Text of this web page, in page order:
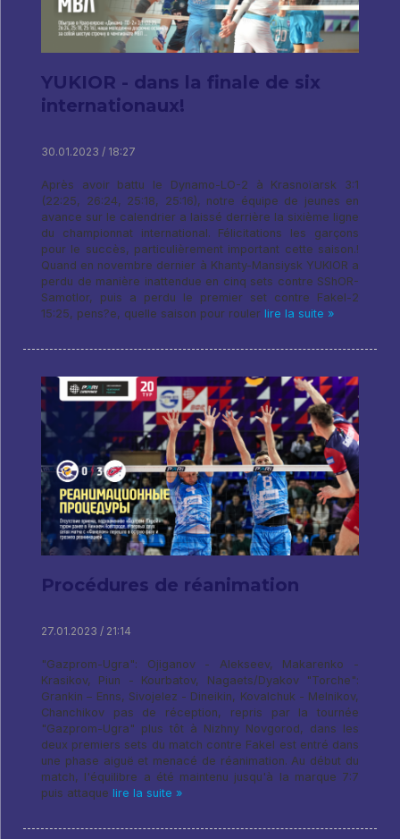
YUKIOR - dans la finale de six
internationaux!
30.01.2023 / 18:27
Après avoir battu le Dynamo-LO-2 à Krasnoïarsk 3:1
(22:25, 26:24, 25:18, 25:16), notre équipe de jeunes en
avance sur le calendrier a laissé derrière la sixième ligne
du championnat international. Félicitations les garçons
pour le succès, particulièrement important cette saison.!
Quand en novembre dernier à Khanty-Mansiysk YUKIOR a
perdu de manière inattendue en cinq sets contre SShOR-
Samotlor, puis a perdu le premier set contre Fakel-2
15:25, pens?e, quelle saison pour rouler lire la suite »
Procédures de réanimation
27.01.2023 / 21:14
"Gazprom-Ugra": Ojiganov - Alekseev, Makarenko -
Krasikov, Piun - Kourbatov, Nagaets/Dyakov "Torche":
Grankin – Enns, Sivojelez - Dineikin, Kovalchuk - Melnikov,
Chanchikov pas de réception, repris par la tournée
"Gazprom-Ugra" plus tôt à Nizhny Novgorod, dans les
deux premiers sets du match contre Fakel est entré dans
une phase aiguë et menacé de réanimation. Au début du
match, l'équilibre a été maintenu jusqu'à la marque 7:7
puis attaque lire la suite »